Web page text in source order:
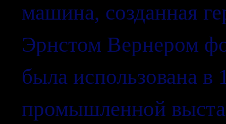
машина, созданная
Эрнстом Вернером
была использована в
промышленной